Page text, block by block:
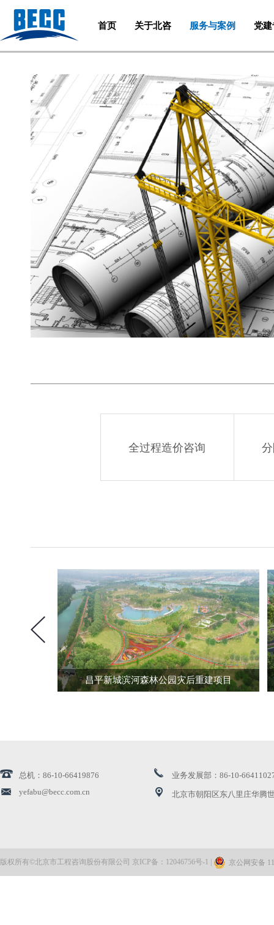
首页 关于北咨 服务与案例 党
全过程造价咨询
昌平新城滨河森林公园灾后重建项目
总机：86-10-66419876
业务发展部：86-10-
yefabu@becc.com.cn
北京市朝阳区东八里庄华腾
版权所有©北京市工程咨询股份有限公司 京ICP备：12046756号-1 | 京公网安备